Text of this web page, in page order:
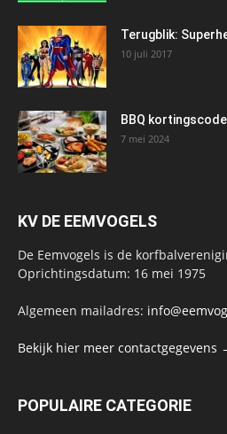
Terugblik:
10 juli 2017
BBQ
7 mei 2024
KV DE EEMVOGELS
De Eemvogels is de
Oprichtingsdatum: 16 mei 1975
Algemeen mailadres:
Bekijk hier meer contactgegevens
POPULAIRE CATEGORIE